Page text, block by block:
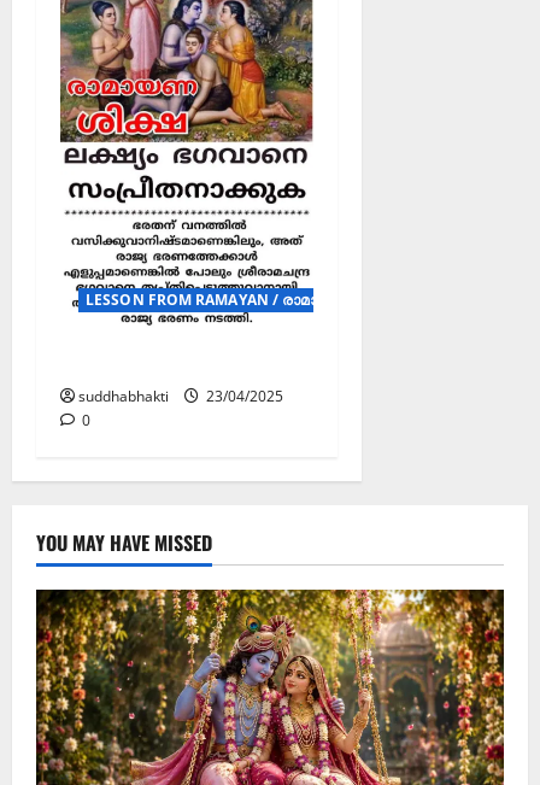
LESSON FROM RAMAYAN / രാമായണ ശിക്ഷ (Posters)
suddhabhakti
23/04/2025
0
YOU MAY HAVE MISSED